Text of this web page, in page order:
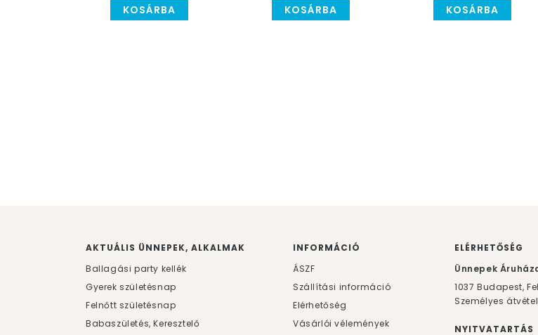
KOSÁRBA
KOSÁRBA
KOSÁRBA
AKTUÁLIS ÜNNEPEK, ALKALMAK
Ballagási party kellék
Gyerek születésnap
Felnőtt születésnap
Babaszületés, Keresztelő
INFORMÁCIÓ
ÁSZF
Szállítási információ
Elérhetőség
Vásárlói vélemények
ELÉRHETŐSÉG
Ünnepek
1037 Budapest,
Személyes
NYITVATARTÁS